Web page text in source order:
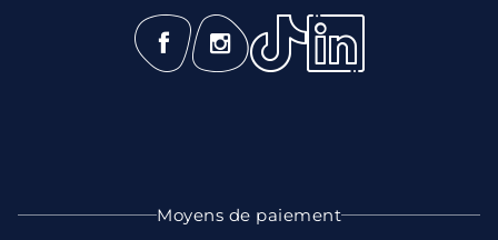
Moyens de paiement